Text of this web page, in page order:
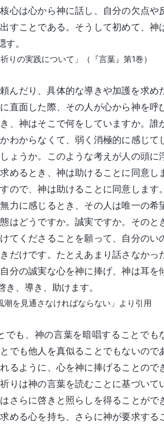
心は心から神に話し、自分の欠点や
すことである。そうして初めて、神
。
りの実践について」（『言葉』第1巻）
んだり、具体的な導きや加護を求め
直面した際、その人が心から神を呼
、神はそこで何をしていますか。誰
わからなくて、弱く消極的に感じて
ょうか。このような考えが人の頭に
めるとき、神は助けることに同意し
ので、神は助けることに同意します。
力に感じるとき、その人は唯一の希
はどうですか。誠実ですか。そのと
てくださることを願って、自分のい
だけです。たとえあまり話さなかっ
分の誠実な心を神に捧げ、神は耳を
、導き、助けます。
潮を見通さなければならない」より引用
も、神の言葉を暗唱することでも
でも他人を真似ることでもないので
るように、心を神に捧げることので
りは神の言葉を読むことに基づいて
さらに啓きと照らしを得ることがで
める心を持ち、さらに神が要求する